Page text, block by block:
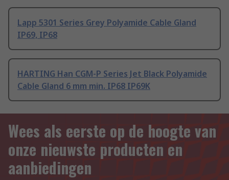
Lapp 5301 Series Grey Polyamide Cable Gland
IP69, IP68
HARTING Han CGM-P Series Jet Black Polyamide
Cable Gland 6 mm min. IP68 IP69K
Wees als eerste op de hoogte van
onze nieuwste producten en
aanbiedingen